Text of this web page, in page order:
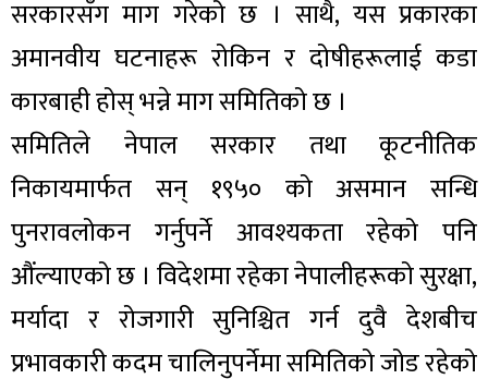
सरकारसँग माग गरेको छ । साथै, यस प्रकारका
अमानवीय घटनाहरू रोकिन र दोषीहरूलाई कडा
कारबाही होस् भन्ने माग समितिको छ ।
समितिले नेपाल सरकार तथा कूटनीतिक
निकायमार्फत सन् १९५० को असमान सन्धि
पुनरावलोकन गर्नुपर्ने आवश्यकता रहेको पनि
औंल्याएको छ । विदेशमा रहेका नेपालीहरूको सुरक्षा,
मर्यादा र रोजगारी सुनिश्चित गर्न दुवै देशबीच
प्रभावकारी कदम चालिनुपर्नेमा समितिको जोड रहेको